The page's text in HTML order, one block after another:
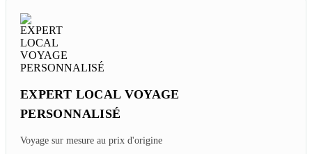
Cours De Cuisine à Saigon En 1 Jour - Vaut-il Le
Coup ?
Monday, 04/20/2026
Lisette